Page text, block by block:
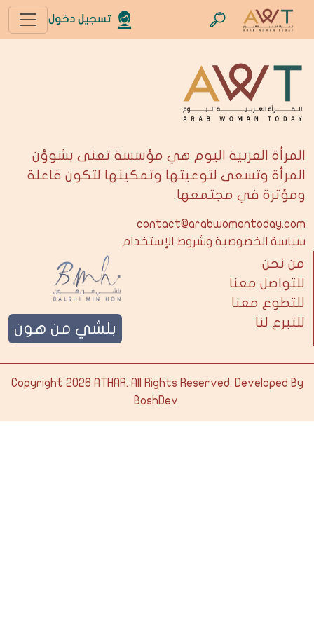
تسجيل دخول
المرأة العربية اليوم هي مؤسسة تعنى بشوؤن
المرأة وتسعى لتوعيتها وتمكينها لتكون فاعلة
ومؤثرة في مجتمعها.
contact@arabwomantoday.com
سياسة الخصوصية وشروط الإستخدام
من نحن
للتواصل معنا
للتطوع معنا
للتبرع لنا
بلشي من هون
Copyright 2026 ATHAR. All Rights Reserved. Developed By
BoshDev.